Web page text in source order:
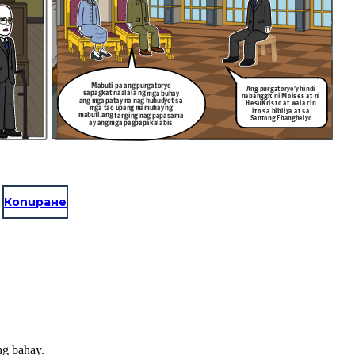
Ang purgatoryo'y hindi
nabanggit ni Moises at ni
HesuKristo at wala rin
ito sa bibliya at sa
Santong Ebanghelyo
Mabuti pa ang purgatoryo
sapagkat naalala ng mga buhay
ang mga patay na nag huhudyot sa
mga tao upang mamuhay ng
mabuti.ang tanging nag papasama
ay ang mga pagpapakalabis
Копиране
bahay.